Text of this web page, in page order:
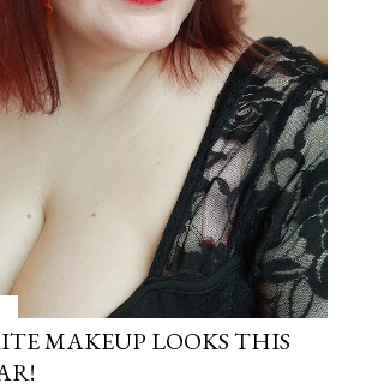
MAKEUP LOOKS THIS